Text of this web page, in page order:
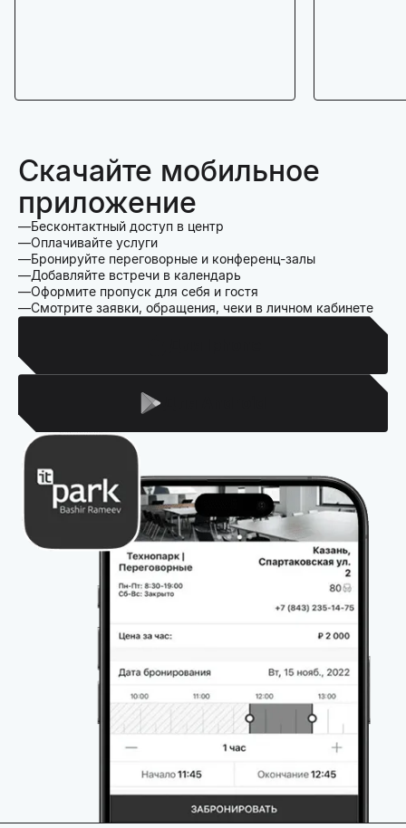
Скачайте мобильное
приложение
Бесконтактный доступ в центр
Оплачивайте услуги
Бронируйте переговорные и конференц-залы
Добавляйте встречи в календарь
Оформите пропуск для себя и гостя
Смотрите заявки, обращения, чеки в личном кабинете